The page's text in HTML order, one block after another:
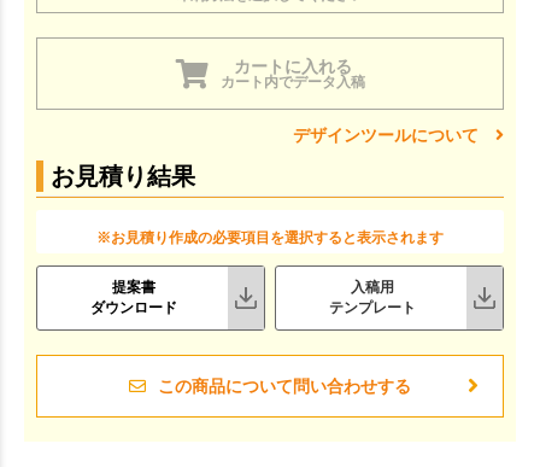
カートに入れる
カート内でデータ入稿
デザインツールについて
お見積り結果
※お見積り作成の必要項目を選択すると表示されます
提案書
ダウンロード
入稿用
テンプレート
この商品について問い合わせする